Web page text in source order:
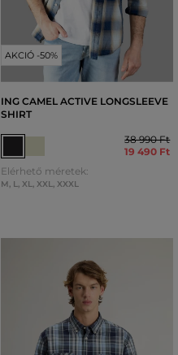
AKCIÓ -50%
ING CAMEL ACTIVE LONGSLEEVE
SHIRT
38 990 Ft
19 490 Ft
Elérhető méretek:
M, L, XL, XXL, XXXL